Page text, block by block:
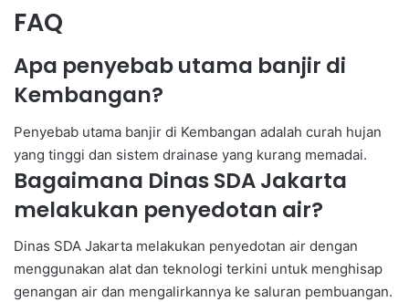
FAQ
Apa penyebab utama banjir di
Kembangan?
Penyebab utama banjir di Kembangan adalah curah hujan
yang tinggi dan sistem drainase yang kurang memadai.
Bagaimana Dinas SDA Jakarta
melakukan penyedotan air?
Dinas SDA Jakarta melakukan penyedotan air dengan
menggunakan alat dan teknologi terkini untuk menghisap
genangan air dan mengalirkannya ke saluran pembuangan.